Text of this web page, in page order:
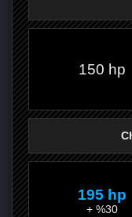
150 hp
195 hp
+ %30